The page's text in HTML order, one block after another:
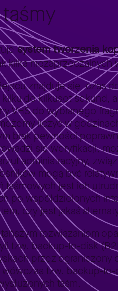
system tworzenia
kilka niezaprzeczalnych
znajduje się czas
do kilkuset sekund,
VHS do wybranego
liczyć w
brak pewności
się weryfikacji,
administracyjny,
mogą być
taśmowych jest ich
po współdzielonych
czy jest jakaś
rozwiązaniom
tzw. backup-to-disk
przez
wówczas tzw. backup-
taśm.